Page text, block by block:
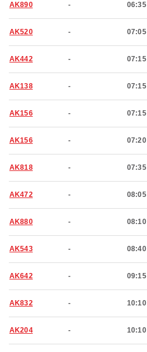
AK890 - 06:35
AK520 - 07:05
AK442 - 07:15
AK138 - 07:15
AK156 - 07:15
AK156 - 07:20
AK818 - 07:35
AK472 - 08:05
AK880 - 08:10
AK543 - 08:40
AK642 - 09:15
AK832 - 10:10
AK204 - 10:10